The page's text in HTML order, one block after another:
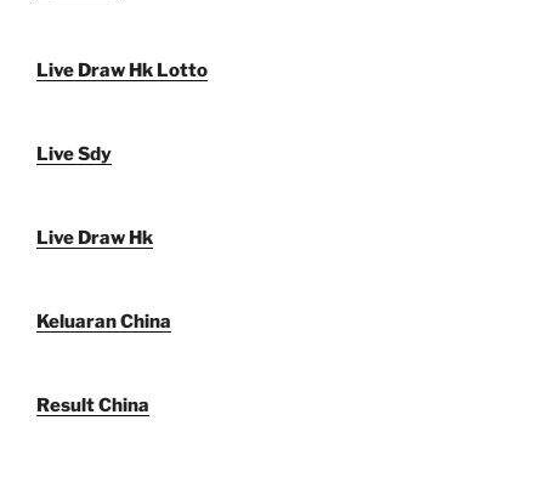
Live Draw Hk Lotto
Live Sdy
Live Draw Hk
Keluaran China
Result China